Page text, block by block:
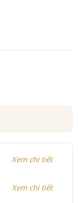
Xem chi tiết
Xem chi tiết